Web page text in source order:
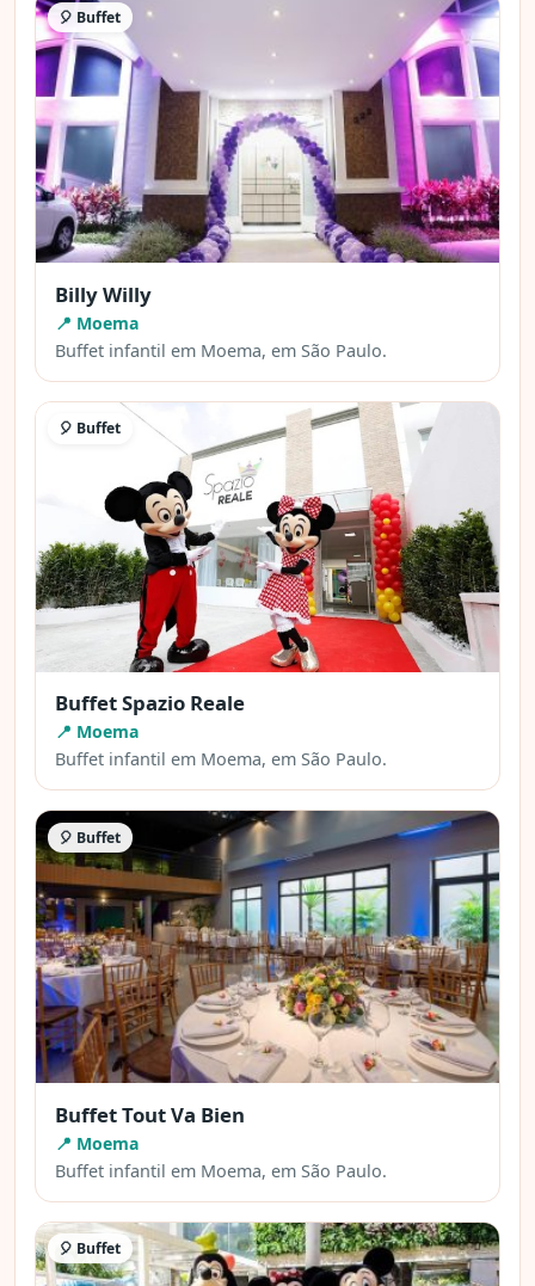
🎈 Buffet
Billy Willy
📍 Moema
Buffet infantil em Moema, em São Paulo.
🎈 Buffet
Buffet Spazio Reale
📍 Moema
Buffet infantil em Moema, em São Paulo.
🎈 Buffet
Buffet Tout Va Bien
📍 Moema
Buffet infantil em Moema, em São Paulo.
🎈 Buffet